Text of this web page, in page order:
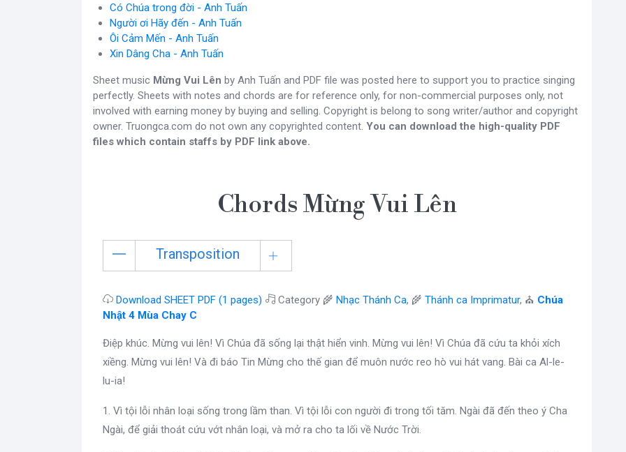
Có Chúa trong đời - Anh Tuấn
Người ơi Hãy đến - Anh Tuấn
Ôi Cảm Mến - Anh Tuấn
Xin Dâng Cha - Anh Tuấn
Sheet music Mừng Vui Lên by Anh Tuấn and PDF file was posted here to support you to practice singing
perfectly. Sheets with notes and chords are for reference only, for non-commercial purposes only, not
involved with earning money by buying and selling. Copyright is belong to song writer/author and copyright
owner. Truongca.com do not own any copyrighted content. You can download the high-quality PDF
files which contain staffs by PDF link above.
Chords Mừng Vui Lên
Transposition
Download SHEET PDF (1 pages) Category 🌾 Nhạc Thánh Ca, 🌾 Thánh ca Imprimatur, ⛪ Chúa
Nhật 4 Mùa Chay C
Điệp khúc. Mừng vui lên! Vì Chúa đã sống lại thật hiển vinh. Mừng vui lên! Vì Chúa đã cứu ta khỏi xích
xiềng. Mừng vui lên! Và đi báo Tin Mừng cho thế gian để muôn nước reo hò vui hát vang. Bài ca Al-le-
lu-ia!
1. Vì tội lỗi nhân loại sống trong lầm than. Vì tội lỗi con người đi trong tối tăm. Ngài đã đến theo ý Cha
Ngài, để giải thoát cứu vớt nhân loại, và mở ra cho ta lối về Nước Trời.